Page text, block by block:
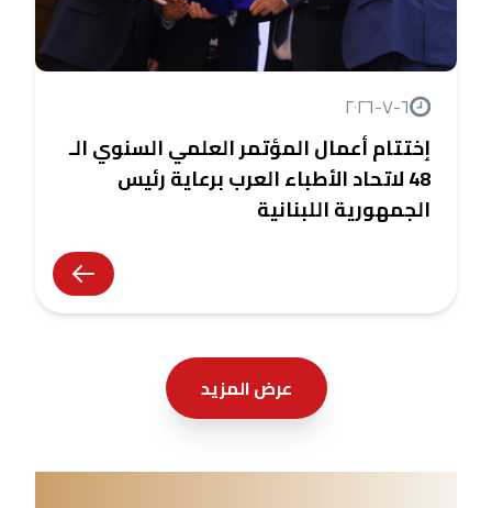
٦-٧-٢٠٢٦
إختتام أعمال المؤتمر العلمي السنوي الـ
48 لاتحاد الأطباء العرب برعاية رئيس
الجمهورية اللبنانية
عرض المزيد